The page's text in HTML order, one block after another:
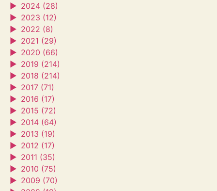
► 2024 (28)
► 2023 (12)
► 2022 (8)
► 2021 (29)
► 2020 (66)
► 2019 (214)
► 2018 (214)
► 2017 (71)
► 2016 (17)
► 2015 (72)
► 2014 (64)
► 2013 (19)
► 2012 (17)
► 2011 (35)
► 2010 (75)
► 2009 (70)